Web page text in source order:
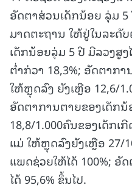
ອັດຕາສ່ວນເດັກນ້ອຍ ລຸ່ມ
ມາດຕະຖານ ໃຫ້ຢູ່ໃນລະດັ
ເດັກນ້ອຍລຸ່ມ 5 ປີ ມີລວງສູ
ຕໍ່າກ່ວາ 18,3%; ອັດຕາກ
ໃຫ້ຫຼຸດລົງ ຍັງເຫຼືອ 12,6/
ອັດຕາການຕາຍຂອງເດັກ
18,8/1.000ຄົນຂອງເດັກ
ແມ່ ໃຫ້ຫຼຸດລົງຍັງເຫຼືອ 27/
ແພດຊ່ວຍໃຫ້ໄດ້ 100%;
ໄດ້ 95,6% ຂຶ້ນໄປ.